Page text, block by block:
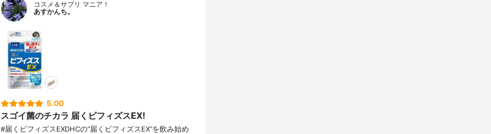
コスメ＆サプリ マニア！
あすかんち。
5.00
スゴイ菌のチカラ 届くビフィズスEX!
#届くビフィズスEXDHCの”届くビフィズスEX”を飲み始め